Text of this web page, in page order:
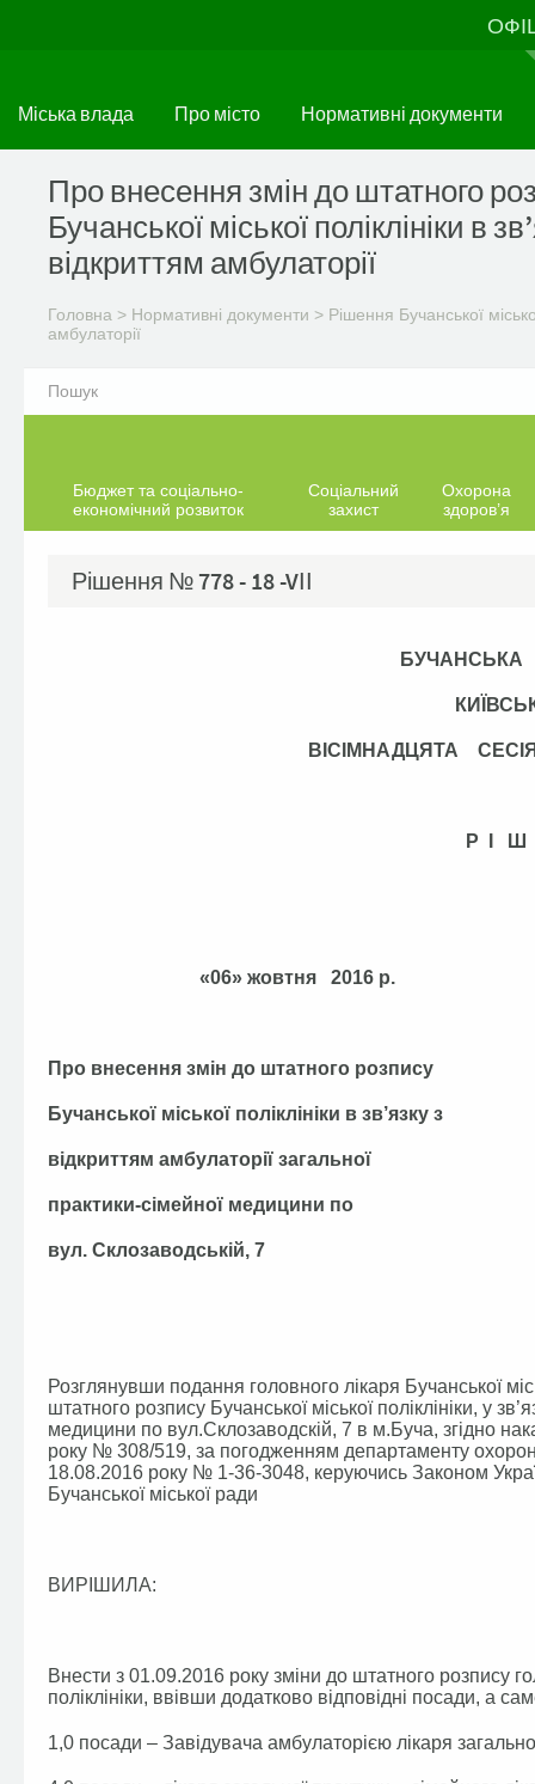
Міська влада Про місто Нормативні документи
Про внесення змін до штатного
Бучанської міської поліклініки в
відкриттям амбулаторії
Головна > Нормативні документи > Рішення Бучанської
амбулаторії
Бюджет та соціально-
економічний розвиток
Соціальний
захист
Охорона
здоров’я
Рішення № 778 - 18 -VІІ
ВІСІМНАДЦЯТА
Р І
«06» жовтня
Про внесення змін до штатного розпису
Бучанської міської поліклініки в зв’язку з
відкриттям амбулаторії загальної
практики-сімейної медицини по
вул. Склозаводській, 7
Розглянувши подання головного лікаря Бучанської
штатного розпису Бучанської міської поліклініки, у
медицини по вул.Склозаводскій, 7 в м.Буча, згідно
року № 308/519, за погодженням департаменту охорони
18.08.2016 року № 1-36-3048, керуючись Законом
Бучанської міської ради
ВИРІШИЛА:
Внести з 01.09.2016 року зміни до штатного розпису
поліклініки, ввівши додатково відповідні посади, а
1,0 посади – Завідувача амбулаторією лікаря